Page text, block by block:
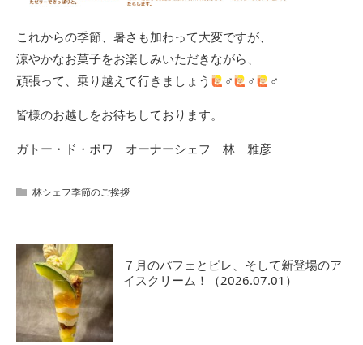
これからの季節、暑さも加わって大変ですが、
涼やかなお菓子をお楽しみいただきながら、
頑張って、乗り越えて行きましょう
‍♂‍ ‍♂‍ ‍♂‍
皆様のお越しをお待ちしております。
ガトー・ド・ボワ オーナーシェフ 林 雅彦
林シェフ季節のご挨拶
７月のパフェとピレ、そして新登場のア
イスクリーム！（2026.07.01）